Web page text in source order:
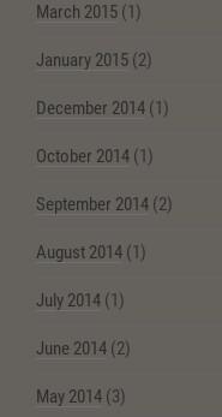
March 2015 (1)
January 2015 (2)
December 2014 (1)
October 2014 (1)
September 2014 (2)
August 2014 (1)
July 2014 (1)
June 2014 (2)
May 2014 (3)